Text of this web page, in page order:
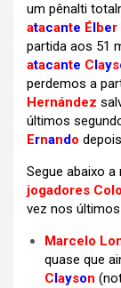
um pênalti
atacante Élber
partida aos 51
atacante Clays
perdemos a
Hernández
últimos
Ernando
Segue abaixo
jogadores
vez nos
Marcelo
quase que
Clayson